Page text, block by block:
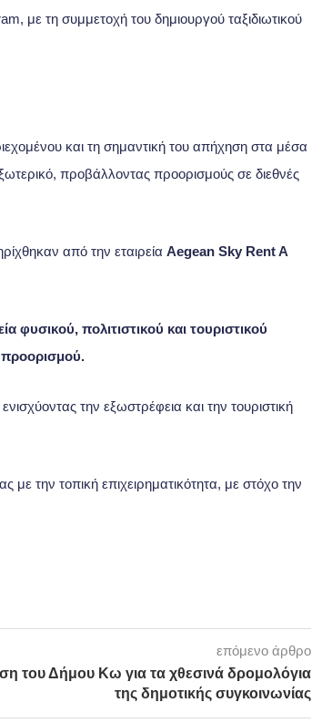
με τη συμμετοχή του δημιουργού ταξιδιωτικού
και τη σημαντική του απήχηση στα μέσα
προβάλλοντας προορισμούς σε διεθνές
από την εταιρεία Aegean Sky Rent A
φυσικού, πολιτιστικού και τουριστικού
προορισμού.
την εξωστρέφεια και την τουριστική
με την τοπική επιχειρηματικότητα, με στόχο την
επόμενο άρθρο
του Δήμου Κω για τα χθεσινά δρομολόγια
της δημοτικής συγκοινωνίας